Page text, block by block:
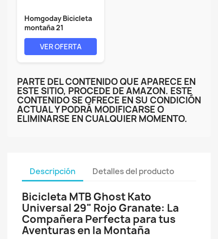
Homgoday Bicicleta
montaña 21
velocidades 29...
VER OFERTA
PARTE DEL CONTENIDO QUE APARECE EN
ESTE SITIO, PROCEDE DE AMAZON. ESTE
CONTENIDO SE OFRECE EN SU CONDICIÓN
ACTUAL Y PODRÁ MODIFICARSE O
ELIMINARSE EN CUALQUIER MOMENTO.
Descripción Detalles del producto
Bicicleta MTB Ghost Kato
Universal 29" Rojo Granate: La
Compañera Perfecta para tus
Aventuras en la Montaña